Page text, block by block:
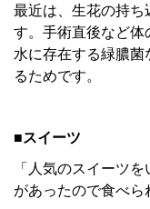
最近は、生花の持ち
す。手術直後など体
水に存在する緑膿
るためです。
■スイーツ
「人気のスイーツ
があったので食べら